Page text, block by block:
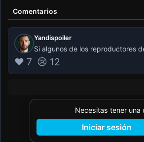
Comentarios
Yandispoiler
Si algunos de los reproductores
❤️ 7 😢 12
Necesitas tener
Iniciar sesión